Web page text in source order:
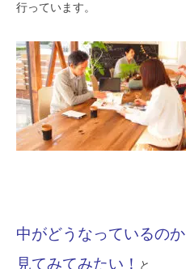
行っています。
中がどうなっているのか
見てみてみたい！
と